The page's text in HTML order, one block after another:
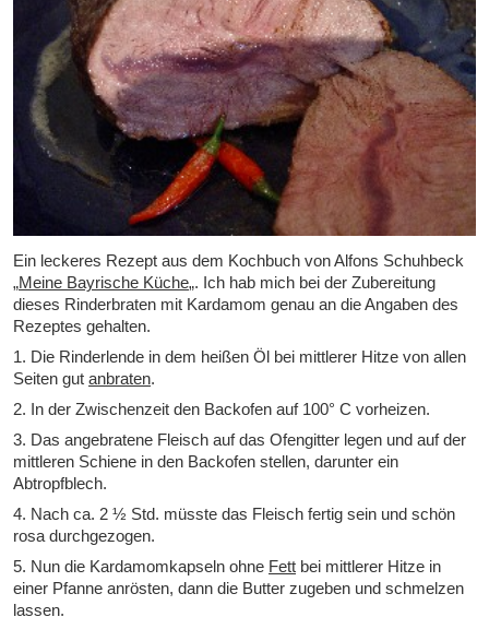
Ein leckeres Rezept aus dem Kochbuch von Alfons Schuhbeck
„Meine Bayrische Küche„. Ich hab mich bei der Zubereitung
dieses Rinderbraten mit Kardamom genau an die Angaben des
Rezeptes gehalten.
1. Die Rinderlende in dem heißen Öl bei mittlerer Hitze von allen
Seiten gut anbraten.
2. In der Zwischenzeit den Backofen auf 100° C vorheizen.
3. Das angebratene Fleisch auf das Ofengitter legen und auf der
mittleren Schiene in den Backofen stellen, darunter ein
Abtropfblech.
4. Nach ca. 2 ½ Std. müsste das Fleisch fertig sein und schön
rosa durchgezogen.
5. Nun die Kardamomkapseln ohne Fett bei mittlerer Hitze in
einer Pfanne anrösten, dann die Butter zugeben und schmelzen
lassen.